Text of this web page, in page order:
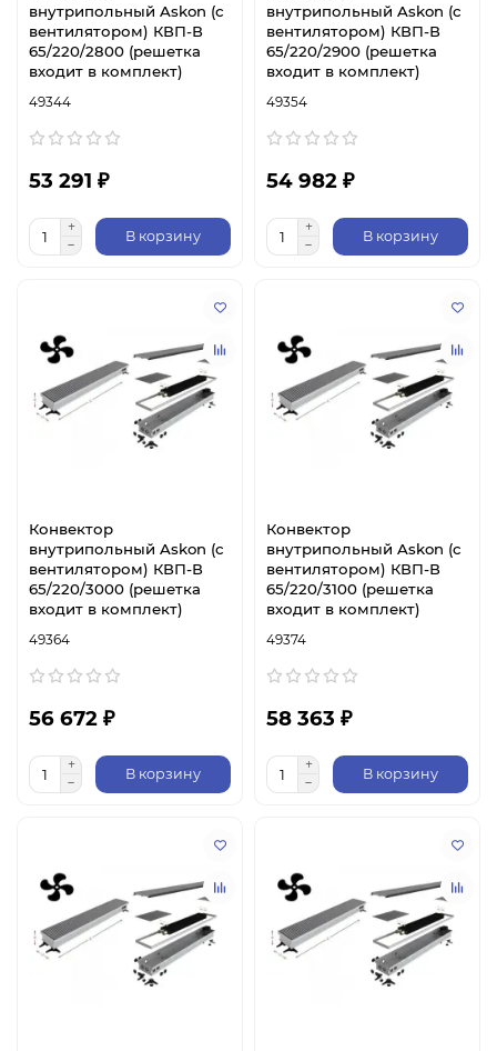
внутрипольный Askon (с
вентилятором) КВП-В
65/220/2800 (решетка
входит в комплект)
49344
53 291 ₽
В корзину
внутрипольный Askon (с
вентилятором) КВП-В
65/220/2900 (решетка
входит в комплект)
49354
54 982 ₽
В корзину
Конвектор
внутрипольный Askon (с
вентилятором) КВП-В
65/220/3000 (решетка
входит в комплект)
49364
56 672 ₽
В корзину
Конвектор
внутрипольный Askon (с
вентилятором) КВП-В
65/220/3100 (решетка
входит в комплект)
49374
58 363 ₽
В корзину